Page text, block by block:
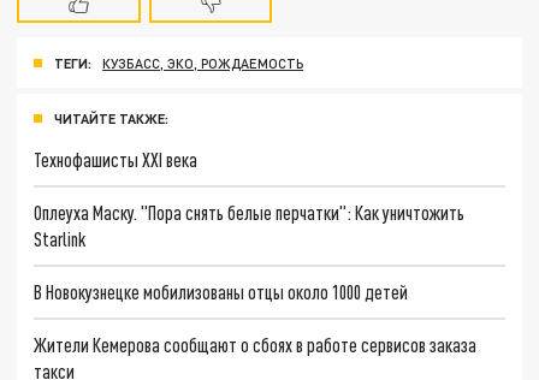
ТЕГИ: КУЗБАСС, ЭКО, РОЖДАЕМОСТЬ
ЧИТАЙТЕ ТАКЖЕ:
Технофашисты XXI века
Оплеуха Маску. "Пора снять белые перчатки": Как уничтожить
Starlink
В Новокузнецке мобилизованы отцы около 1000 детей
Жители Кемерова сообщают о сбоях в работе сервисов заказа
такси